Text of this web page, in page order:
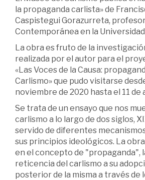
la propaganda carlista» de
Caspistegui Gorazurreta,
Contemporánea en la
La obra es fruto de la
realizada por el autor para el
«Las Voces de la Causa:
Carlismo» que pudo visitarse
noviembre de 2020 hasta el 11 de
Se trata de un ensayo que nos
carlismo a lo largo de dos siglos,
servido de diferentes
sus principios ideológicos. La
en el concepto de "propaganda",
reticencia del carlismo a su
posterior de la misma a través de